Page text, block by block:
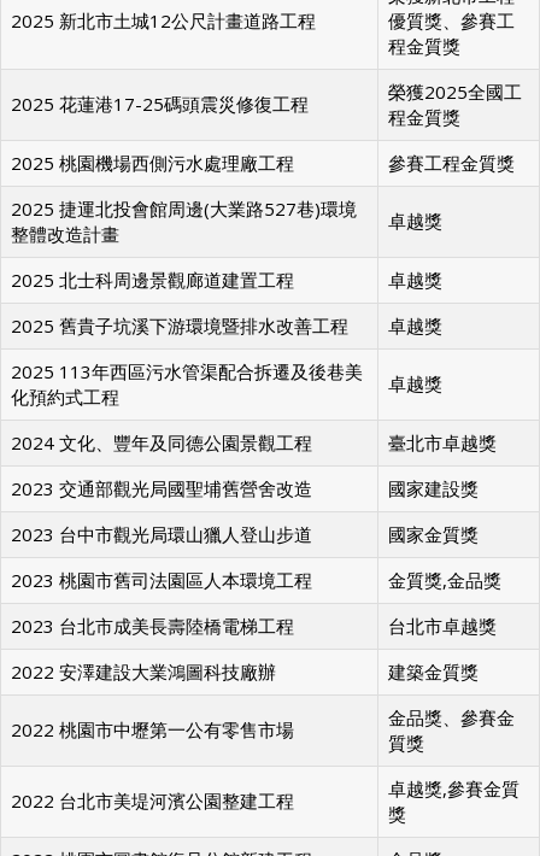
榮獲新北市工程
優質獎、參賽工
程金質獎
榮獲2025全國工
程金質獎
2025 桃園機場西側污水處理廠工程
參賽工程金質獎
2025 捷運北投會館周邊(大業路527巷)環境
整體改造計畫
2025 北士科周邊景觀廊道建置工程
卓越獎
2025 舊貴子坑溪下游環境暨排水改善工程
卓越獎
2025 113年西區污水管渠配合拆遷及後巷美
化預約式工程
2024 文化、豐年及同德公園景觀工程
臺北市卓越獎
2023 交通部觀光局國聖埔舊營舍改造
國家建設獎
2023 台中市觀光局環山獵人登山步道
國家金質獎
2023 桃園市舊司法園區人本環境工程
金質獎,金品獎
2023 台北市成美長壽陸橋電梯工程
台北市卓越獎
2022 安澤建設大業鴻圖科技廠辦
建築金質獎
金品獎、參賽金
質獎
卓越獎,參賽金質
獎